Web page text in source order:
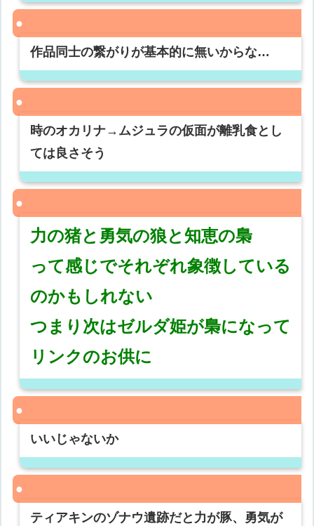
作品同士の繋がりが基本的に無いからな…
時のオカリナ→ムジュラの仮面が離乳食とし
ては良さそう
力の猪と勇気の狼と知恵の梟
って感じでそれぞれ象徴している
のかもしれない
つまり次はゼルダ姫が梟になって
リンクのお供に
いいじゃないか
ティアキンのゾナウ遺跡だと力が豚、勇気が